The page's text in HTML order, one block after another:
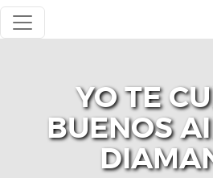
YO TE
BUENOS